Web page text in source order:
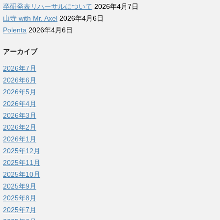
卒研発表リハーサルについて 2026年4月7日
山寺 with Mr. Axel 2026年4月6日
Polenta 2026年4月6日
アーカイブ
2026年7月
2026年6月
2026年5月
2026年4月
2026年3月
2026年2月
2026年1月
2025年12月
2025年11月
2025年10月
2025年9月
2025年8月
2025年7月